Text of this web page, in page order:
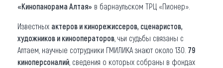
«Кинопанорама Алтая» в барнаульском ТРЦ «Пионер».
Известных актеров и кинорежиссеров, сценаристов,
художников и кинооператоров , чьи судьбы связаны с
Алтаем, научные сотрудники ГМИЛИКА знают около 130. 79
киноперсоналий , сведения о которых собраны в фондах